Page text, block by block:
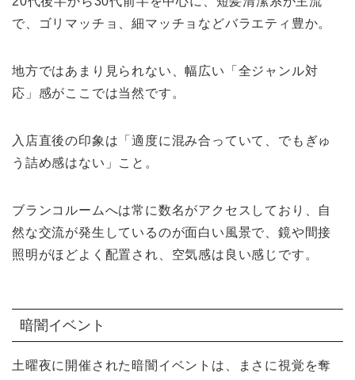
で、ゴリマッチョ、細マッチョなどバラエティ豊か。
地方ではあまり見られない、幅広い「全ジャンル対
応」感がここでは当然です。
入店直後の印象は「適度に混み合っていて、でもぎゅ
う詰め感はない」こと。
ブランコルームへは常に数名がアクセスしており、自
然な交流が発生しているのが面白い風景で、鏡や間接
照明がほどよく配置され、空気感は良い感じです。
暗闇イベント
土曜夜に開催された暗闇イベントは、まさに視覚を奪